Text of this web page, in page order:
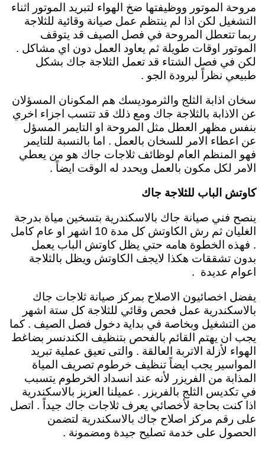
مروحة الموتور ووظيفتها ضخ الهواء لتبريد الموتور اثناء
التشغيل لكن اذا لم ينتظم عمل صيانة وقائية للثلاجة
ربما تتعطل المروحة في فصل الصيف قد يتوقف
الموتور اوقات طويلة ثم يعاود العمل دون اي مشاكل .
لكن في فصل الشتاء قد تعمل الثلاجة جاك بشكل
طبيعي نظراً لبرودة الجو .
سخان اذابة الثلج والثرموديسك هم المكونان المسؤلان
عن الاذابة بالثلاجة جاك ومع ذلك قد تتسب اجزاء اخري
بنفس مظهر العطل مثل المروحة او التايمر المسؤل
عن اعطاء الامر للسخان بالعمل . اما بالنسبة للتايمر
فهو المنظم العام لوظائف ثلاجات جاك هو من يعطي
الامر لكل مكون بالعمل ويحدد له الوقت ايضاً .
كاوتش الباب للثلاجة جاك
ينصح فني صيانة جاك بالاسكندرية بتسخين مياة بدرجة
الغليان ثم رش الكاوتش كل مدة 10 اشهر او عام كامل
. فهذه الخطوة هامه حتي يظل كاوتش الباب يعمل
بدون تشققات هكذا لايجف الكاوتش ويظل بالثلاجة
اعوام عديدة .
يفضل اخصائيون الاصلاح بمركز صيانة ثلاجات جاك
بالاسكندرية عمل فحص وقائي للثلاجة كل ستة اشهر
من التشغيل وبخاصة في بداية دخول فصل الصيف . كما
يجب ان يهتم القائم بالفحص بتنظيف الكندنسر بضاغط
الهواء لأزلة الاتربة العالقة . والتى تعيق عملية تبريد
المواسير يجب ايضاً تنظيف خرطوم تصريف المياة
المذابة من الفريزر لأنه عند انسداد الخرطوم يتسبب
في تكديس الثلج بالفريزر . عميلنا العزيز بالاسكندرية
اذا كنت بحاجة لأخصائي يعرف ثلاجات جاك جيداً . اتصل
على رقم مركز اصلاح جاك بالاسكندرية لتضمن
الحصول على خدمة تصليح جيدة ومضمونة .